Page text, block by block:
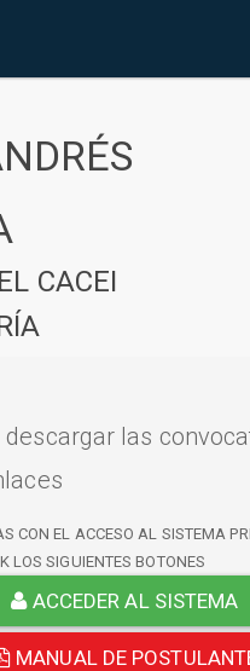
CACEI
las
CON EL ACCESO AL SISTEMA
LOS SIGUIENTES BOTONES
ACCEDER AL SISTEMA
MANUAL DE